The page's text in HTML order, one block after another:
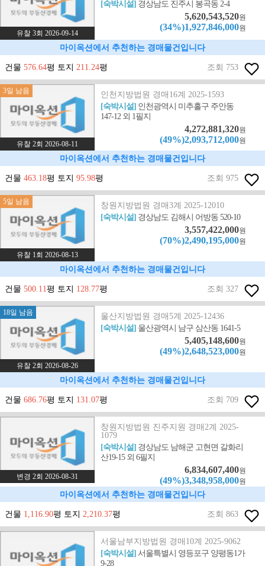
유찰 3회 2026-09-14
[숙박시설] 경상남도 진주시 봉곡동 2-4
5,620,543,520원
(34%)1,927,846,000원
마이옥션에서 추천하는 경매물건입니다
건물 576.64평 토지 211.24평 조회 753
3일 남음
유찰 2회 2026-08-11
인천지방법원 경매16계 2025-1593
[숙박시설] 인천광역시 미추홀구 주안동
147-12 외 1필지
4,272,881,320원
(49%)2,093,712,000원
마이옥션에서 추천하는 경매물건입니다
건물 463.18평 토지 95.98평 조회 975
5일 남음
유찰 1회 2026-08-13
창원지방법원 경매3계 2025-12010
[숙박시설] 경상남도 김해시 어방동 520-10
3,557,422,000원
(70%)2,490,195,000원
마이옥션에서 추천하는 경매물건입니다
건물 500.11평 토지 128.77평 조회 327
18일 남음
유찰 2회 2026-08-26
울산지방법원 경매5계 2025-12436
[숙박시설] 울산광역시 남구 삼산동 1641-5
5,405,148,600원
(49%)2,648,523,000원
마이옥션에서 추천하는 경매물건입니다
건물 686.76평 토지 131.07평 조회 709
변경 2회 2026-08-31
창원지방법원 진주지원 경매2계 2025-
1079
[숙박시설] 경상남도 남해군 고현면 갈화리
산19-15 외 6필지
6,834,607,400원
(49%)3,348,958,000원
마이옥션에서 추천하는 경매물건입니다
건물 1,116.90평 토지 2,210.37평 조회 863
서울남부지방법원 경매10계 2025-9062
[숙박시설]서울특별시 영등포구 양평동1가
9-28